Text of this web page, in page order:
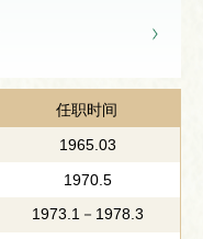
任职时间
1965.03
1970.5
1973.1－1978.3